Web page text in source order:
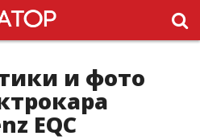
и фото
EQC